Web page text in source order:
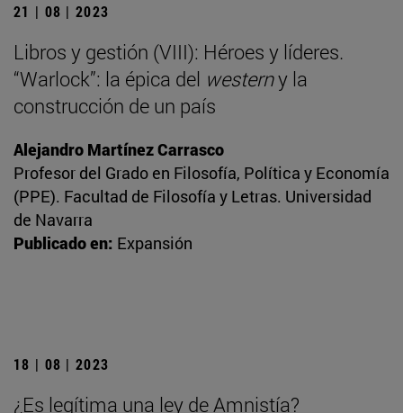
21 | 08 | 2023
Libros y gestión (VIII): Héroes y líderes.
“Warlock”: la épica del westerny la
construcción de un país
Alejandro Martínez Carrasco
Profesor del Grado en Filosofía, Política y Economía
(PPE). Facultad de Filosofía y Letras. Universidad
de Navarra
Publicado en: Expansión
18 | 08 | 2023
¿Es legítima una ley de Amnistía?